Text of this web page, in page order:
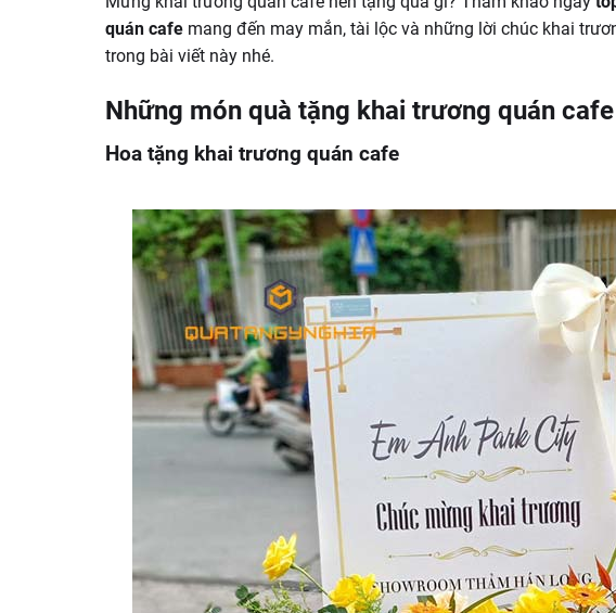
quán cafe mang đến may mắn, tài lộc và những lời chúc khai
trong bài viết này nhé.
Những món quà tặng khai trương quán
Hoa tặng khai trương quán cafe